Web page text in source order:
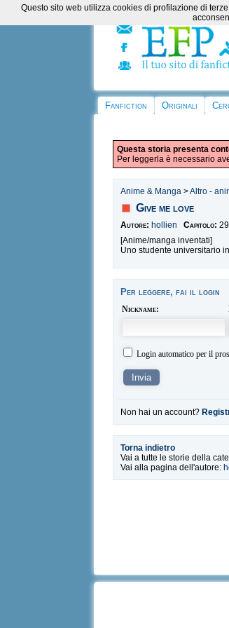
Fanfiction Originali
Questa storia presenta
Per leggerla è necessario
Anime & Manga >Altro -
Give me love
Autore: hollien Capitolo: 29
[Anime/manga inventati]
Uno studente universitario
Per leggere, fai il login
Nickname:
Login automatico per il
Non hai un account?
Torna indietro
Vai a tutte le storie della
Vai alla pagina dell'autore:
Questo sito web utilizza cookies di profilazione di